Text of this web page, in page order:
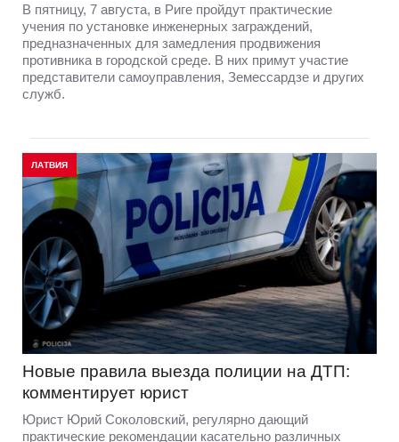
В пятницу, 7 августа, в Риге пройдут практические
учения по установке инженерных заграждений,
предназначенных для замедления продвижения
противника в городской среде. В них примут участие
представители самоуправления, Земессардзе и других
служб.
ЛАТВИЯ
Новые правила выезда полиции на ДТП:
комментирует юрист
Юрист Юрий Соколовский, регулярно дающий
практические рекомендации касательно различных